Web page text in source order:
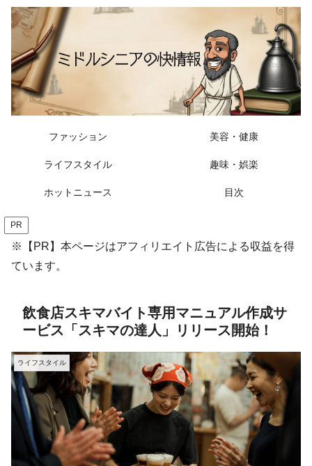
ファッション 美容・健康
ライフスタイル 趣味・娯楽
ホットニュース 目次
PR
※【PR】本ページはアフィリエイト広告による収益を得
ています。
飲食店スキマバイト専用マニュアル作成サ
ービス「スキマの達人」リリース開始！
ライフスタイル